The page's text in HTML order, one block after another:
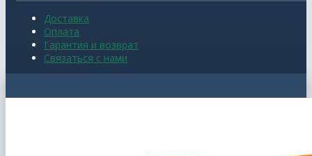
Доставка
Оплата
Гарантия и возврат
Связаться с нами